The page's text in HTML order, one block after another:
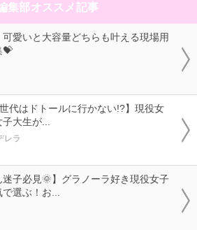
集部オススメ記事
可愛いと大容量どちらも叶える現場用
💝
代はドトールに行かない!?】現役女
大生が...
レラ
迷子必見🌞】グラノーラ好き現役女子
選ぶ！お...